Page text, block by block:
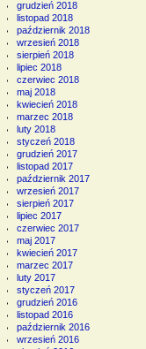
grudzień 2018
listopad 2018
październik 2018
wrzesień 2018
sierpień 2018
lipiec 2018
czerwiec 2018
maj 2018
kwiecień 2018
marzec 2018
luty 2018
styczeń 2018
grudzień 2017
listopad 2017
październik 2017
wrzesień 2017
sierpień 2017
lipiec 2017
czerwiec 2017
maj 2017
kwiecień 2017
marzec 2017
luty 2017
styczeń 2017
grudzień 2016
listopad 2016
październik 2016
wrzesień 2016